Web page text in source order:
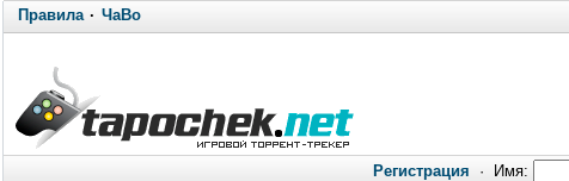
Правила· ЧаВо
Регистрация · Имя: